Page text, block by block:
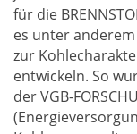
für die
es unter
zur
entwickeln. So
der VGB-